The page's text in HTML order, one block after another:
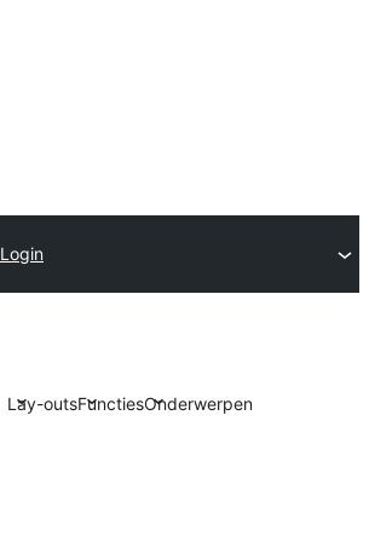
Login
Lay-outsFunctiesOnderwerpen